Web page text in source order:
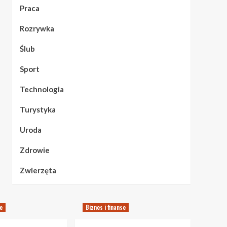
Praca
Rozrywka
Ślub
Sport
Technologia
Turystyka
Uroda
Zdrowie
Zwierzęta
Biznes i finanse